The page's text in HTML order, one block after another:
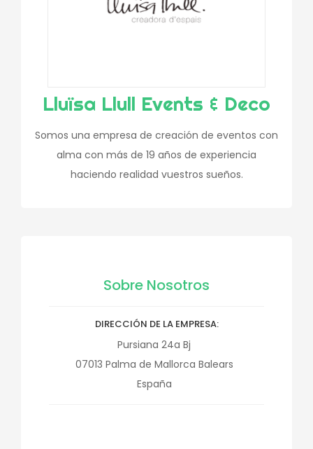
Lluïsa Llull Events & Deco
Somos una empresa de creación de eventos con
alma con más de 19 años de experiencia
haciendo realidad vuestros sueños.
Sobre Nosotros
DIRECCIÓN DE LA EMPRESA
Pursiana 24a Bj
07013 Palma de Mallorca Balears
España